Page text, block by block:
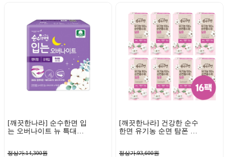
[깨끗한나라] 순수한면 입
는 오버나이트 뉴 특대형
정상가:14,300원
[깨끗한나라] 건강한 순수
한면 유기농 순면 탐폰 레
정상가:93,600원